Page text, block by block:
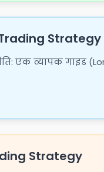
Strategy
एक व्यापक गाइड
Strategy